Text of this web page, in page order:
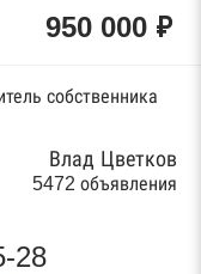
950 000 ₽
собственника
Влад Цветков
5472 объявления
28